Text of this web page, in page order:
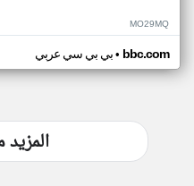
MO29MQ
بي بي سي عربي• bbc.com
المزيد